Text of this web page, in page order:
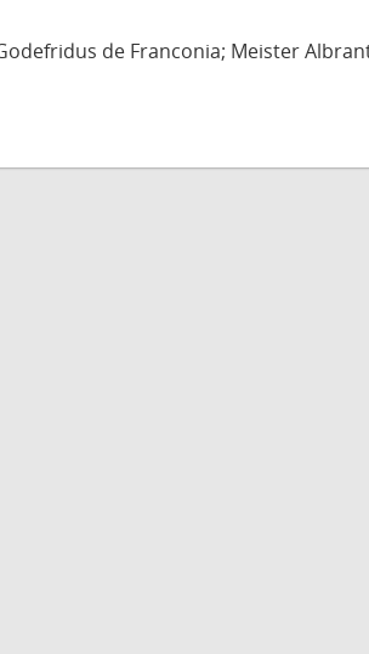
de Franconia; Meister